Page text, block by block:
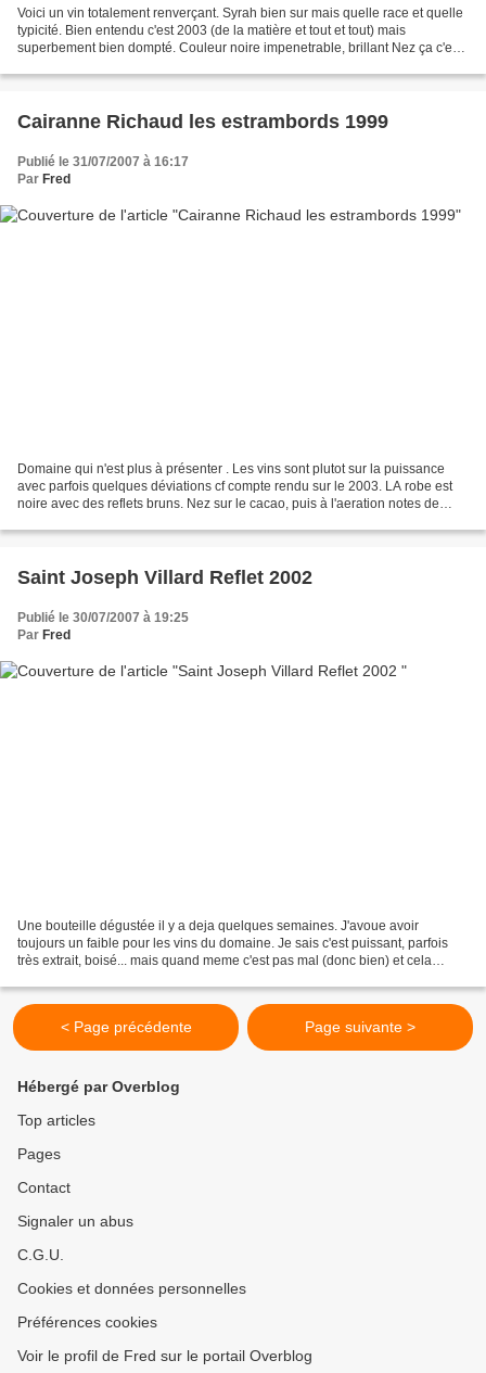
Voici un vin totalement renverçant. Syrah bien sur mais quelle race et quelle
typicité. Bien entendu c'est 2003 (de la matière et tout et tout) mais
superbement bien dompté. Couleur noire impenetrable, brillant Nez ça c'est
Cairanne Richaud les estrambords 1999
Publié le 31/07/2007 à 16:17
Par Fred
Domaine qui n'est plus à présenter . Les vins sont plutot sur la puissance
avec parfois quelques déviations cf compte rendu sur le 2003. LA robe est
noire avec des reflets bruns. Nez sur le cacao, puis à l'aeration notes de
Saint Joseph Villard Reflet 2002
Publié le 30/07/2007 à 19:25
Par Fred
Une bouteille dégustée il y a deja quelques semaines. J'avoue avoir
toujours un faible pour les vins du domaine. Je sais c'est puissant, parfois
très extrait, boisé... mais quand meme c'est pas mal (donc bien) et cela
< Page précédente Page suivante >
Hébergé par Overblog
Top articles
Pages
Contact
Signaler un abus
C.G.U.
Cookies et données personnelles
Préférences cookies
Voir le profil de Fred sur le portail Overblog